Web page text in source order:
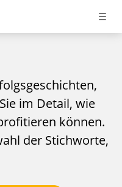
im Detail, wie
können.
der Stichworte,